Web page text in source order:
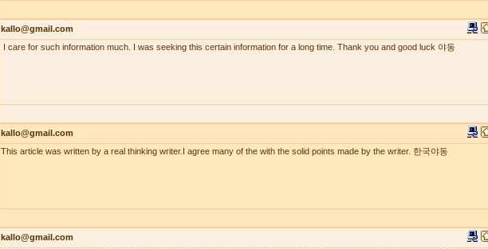
kallo@gmail.com
I care for such information much. I was seeking this certain information for a long time. Thank you and good luck 야동
kallo@gmail.com
This article was written by a real thinking writer.I agree many of the with the solid points made by the writer. 한국야동
kallo@gmail.com